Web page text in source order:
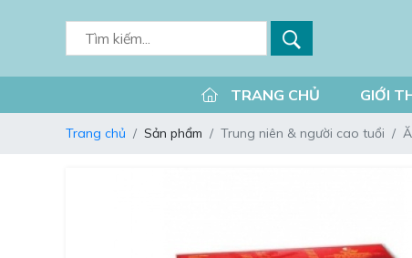
TRANG CHỦ GIỚI
Trang chủ Sản phẩm Trung niên & người cao tuổi